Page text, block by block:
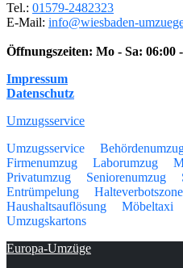
Tel.: 01579-2482323
E-Mail: info@wiesbaden-
Öffnungszeiten: Mo - Sa: 06:00
Impressum
Datenschutz
Umzugsservice
Umzugsservice
Firmenumzug
Laborumzug
Privatumzug
Seniorenumzug
Entrümpelung
Halteverbotszone
Haushaltsauflösung
Möbeltaxi
Umzugskartons
Europa-Umzüge